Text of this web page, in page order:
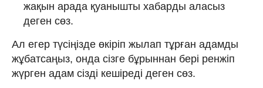
жақын арада қуанышты хабарды аласыз
деген сөз.
Ал егер түсіңізде өкіріп жылап тұрған адамды
жұбатсаңыз, онда сізге бұрыннан бері ренжіп
жүрген адам сізді кешіреді деген сөз.